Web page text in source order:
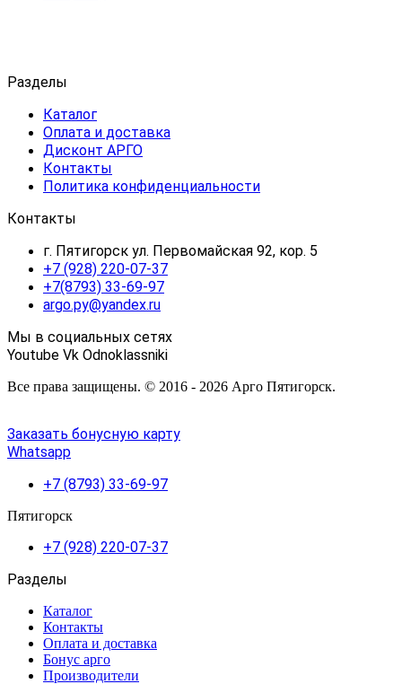
Разделы
Каталог
Оплата и доставка
Дисконт АРГО
Контакты
Политика конфиденциальности
Контакты
г. Пятигорск ул. Первомайская 92, кор. 5
+7 (928) 220-07-37
+7(8793) 33-69-97
argo.py@yandex.ru
Мы в социальных сетях
Youtube Vk Odnoklassniki
Все права защищены. © 2016 - 2026 Арго Пятигорск.
Заказать бонусную карту
Whatsapp
+7 (8793) 33-69-97
Пятигорск
+7 (928) 220-07-37
Разделы
Каталог
Контакты
Оплата и доставка
Бонус арго
Производители